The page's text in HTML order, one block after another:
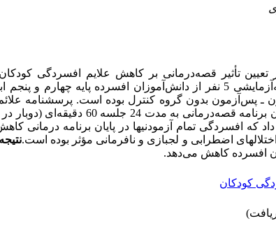
تأثیر قصه‌درمانی بر کاهش علایم افسردگی
چهارچوب روش پژوهشی نیمه‌آزمایشی 5 نفر از دانش‌آموزان افسرده
پس‌آزمون بدون گروه کنترل بوده است. پرسشنامه
گرفت. پس از انجام پیش‌آزمون برنامه
داد که افسردگی تمام آزمودنیها در پایان برنامه درمانی
اضطرابی و لجبازی و نافرمانی مؤثر بوده است.
افسرده کاهش می‌دهد.
کودکان